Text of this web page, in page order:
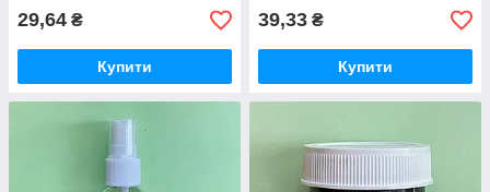
29,64 ₴
Купити
39,33 ₴
Купити